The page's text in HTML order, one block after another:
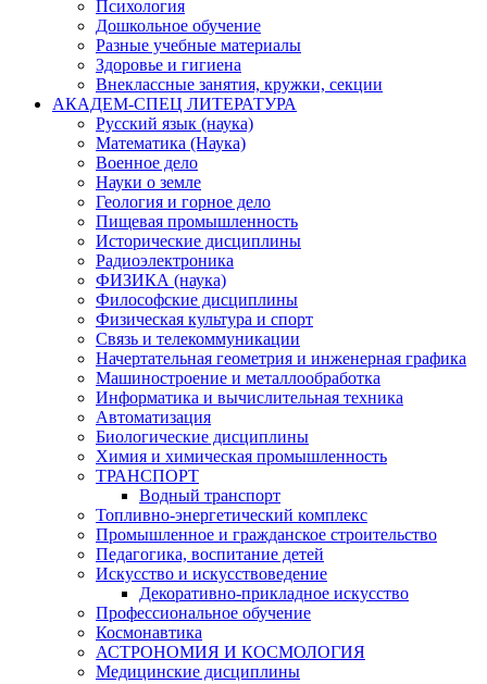
Психология
Дошкольное обучение
Разные учебные материалы
Здоровье и гигиена
Внеклассные занятия, кружки, секции
АКАДЕМ-СПЕЦ ЛИТЕРАТУРА
Русский язык (наука)
Математика (Наука)
Военное дело
Науки о земле
Геология и горное дело
Пищевая промышленность
Исторические дисциплины
Радиоэлектроника
ФИЗИКА (наука)
Философские дисциплины
Физическая культура и спорт
Связь и телекоммуникации
Начертательная геометрия и инженерная графика
Машиностроение и металлообработка
Информатика и вычислительная техника
Автоматизация
Биологические дисциплины
Химия и химическая промышленность
ТРАНСПОРТ
Водный транспорт
Топливно-энергетический комплекс
Промышленное и гражданское строительство
Педагогика, воспитание детей
Искусство и искусствоведение
Декоративно-прикладное искусство
Профессиональное обучение
Космонавтика
АСТРОНОМИЯ И КОСМОЛОГИЯ
Медицинские дисциплины